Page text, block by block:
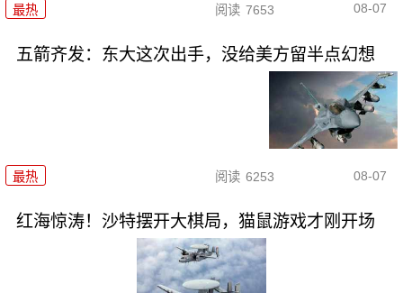
最热 阅读 7653 08-07
五箭齐发：东大这次出手，没给美方留半点幻想
最热 阅读 6253 08-07
红海惊涛！沙特摆开大棋局，猫鼠游戏才刚开场